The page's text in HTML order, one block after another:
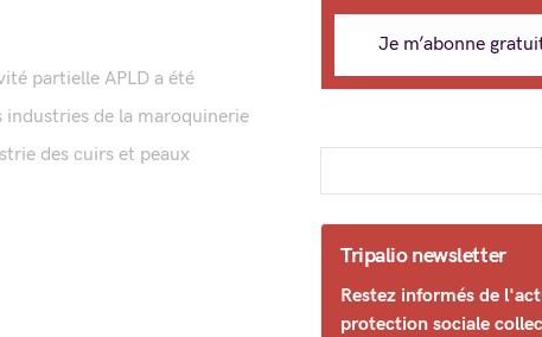
partielle APLD a été
industries de la maroquinerie
des cuirs et peaux
Je m’abonne
Tripalio newsletter
Restez informés de
protection sociale